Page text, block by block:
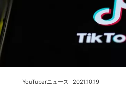
2021.10.19
YouTuberニュース